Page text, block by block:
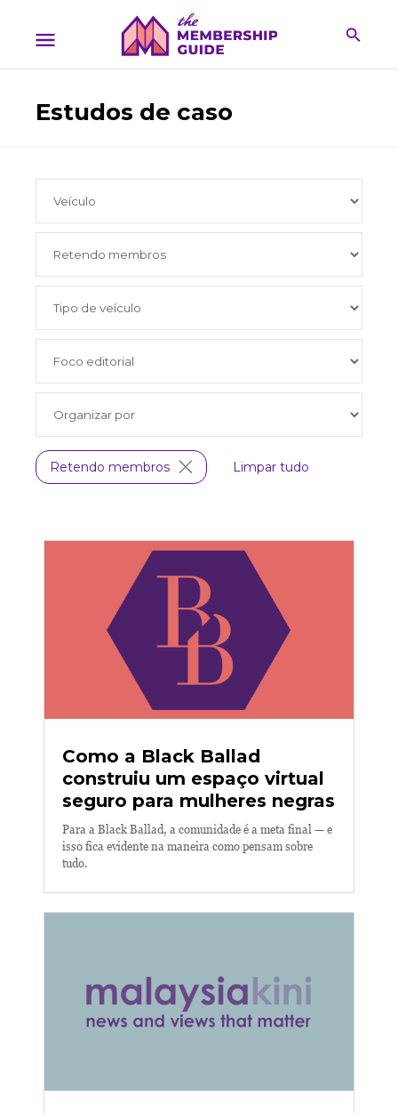
Estudos de caso
Retendo membros Limpar tudo
Como a Black Ballad
construiu um espaço virtual
seguro para mulheres negras
Para a Black Ballad, a comunidade é a meta final — e
isso fica evidente na maneira como pensam sobre
tudo.